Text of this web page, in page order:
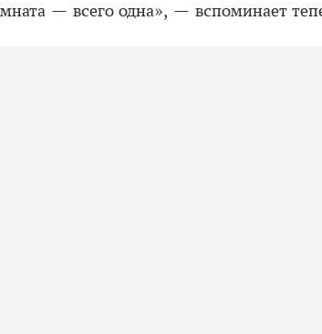
— всего одна», — вспоминает